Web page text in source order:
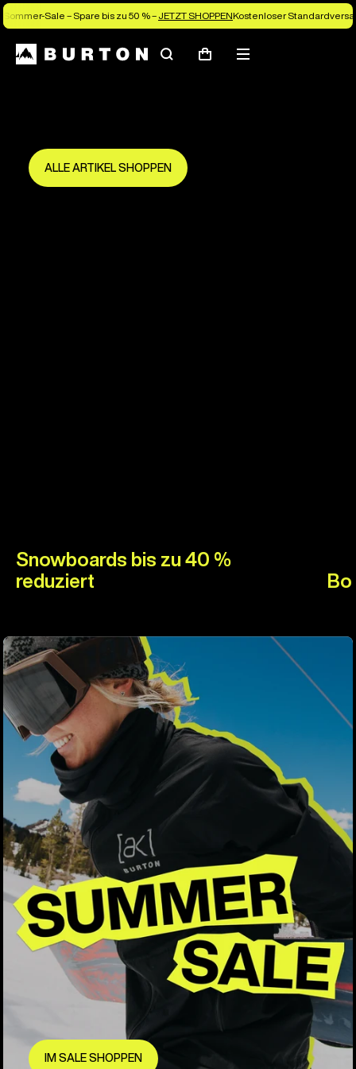
Sommer-Sale – Spare bis zu 50 % – JETZT SHOPPENKostenloser
SuchenWarenkorb
Menü
Spare bis zu 50 %
ALLE ARTIKEL SHOPPEN
Snowboards bis zu 40 %
reduziert
IM SALE SHOPPEN